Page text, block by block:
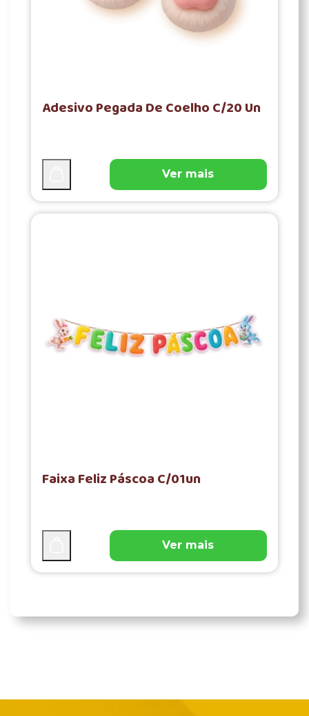
Adesivo Pegada De Coelho C/20 Un
Ver mais
Faixa Feliz Páscoa C/01un
Ver mais